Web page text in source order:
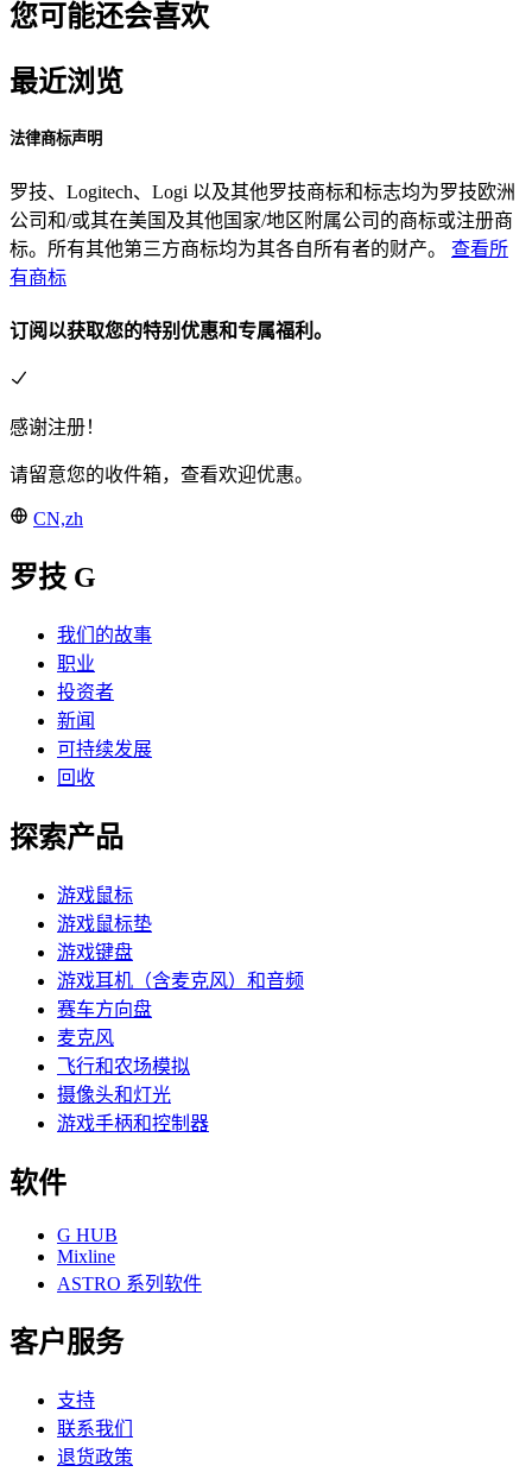
您可能还会喜欢
最近浏览
法律商标声明
罗技、Logitech、Logi 以及其他罗技商标和标志均为罗技欧洲
公司和/或其在美国及其他国家/地区附属公司的商标或注册商
标。所有其他第三方商标均为其各自所有者的财产。 查看所
有商标
订阅以获取您的特别优惠和专属福利。
感谢注册！
请留意您的收件箱，查看欢迎优惠。
CN,zh
罗技 G
我们的故事
职业
投资者
新闻
可持续发展
回收
探索产品
游戏鼠标
游戏鼠标垫
游戏键盘
游戏耳机（含麦克风）和音频
赛车方向盘
麦克风
飞行和农场模拟
摄像头和灯光
游戏手柄和控制器
软件
G HUB
Mixline
ASTRO 系列软件
客户服务
支持
联系我们
退货政策